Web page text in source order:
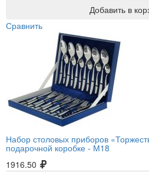
Добавить в
Сравнить
Набор столовых приборов
подарочной коробке - М18
1916.50